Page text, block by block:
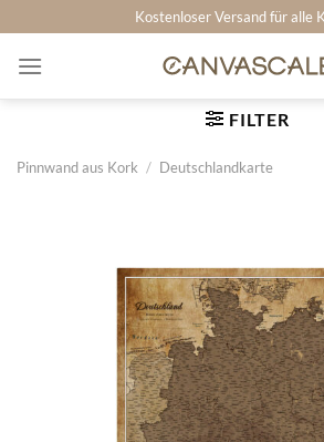
Inhalt
springen
Kostenloser Versand für alle
FILTER
Pinnwand aus Kork / Deutschlandkarte